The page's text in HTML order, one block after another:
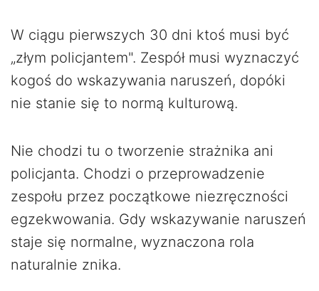
W ciągu pierwszych 30 dni ktoś musi być
„złym policjantem". Zespół musi wyznaczyć
kogoś do wskazywania naruszeń, dopóki
nie stanie się to normą kulturową.
Nie chodzi tu o tworzenie strażnika ani
policjanta. Chodzi o przeprowadzenie
zespołu przez początkowe niezręczności
egzekwowania. Gdy wskazywanie naruszeń
staje się normalne, wyznaczona rola
naturalnie znika.